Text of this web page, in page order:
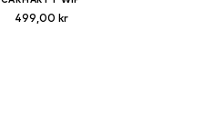
499,00 kr